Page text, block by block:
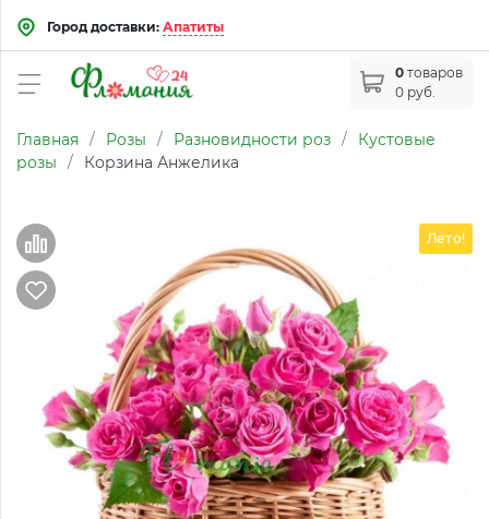
Город доставки: Апатиты
0 товаров
0 руб.
Главная / Розы / Разновидности роз /
Кустовые
розы
/ Корзина Анжелика
Лето!